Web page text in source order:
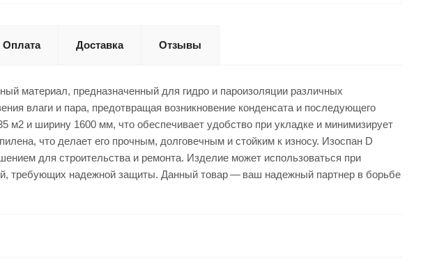
Оплата Доставка Отзывы
материал, предназначенный для гидро и пароизоляции различных
влаги и пара, предотвращая возникновение конденсата и последующего
и ширину 1600 мм, что обеспечивает удобство при укладке и минимизирует
что делает его прочным, долговечным и стойким к износу. Изоспан D
для строительства и ремонта. Изделие может использоваться при
требующих надежной защиты. Данный товар — ваш надежный партнер в борьбе